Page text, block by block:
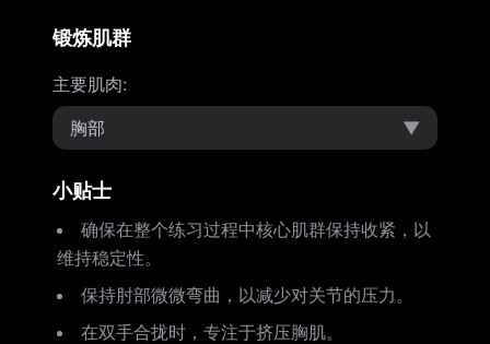
锻炼肌群
主要肌肉:
胸部
▼
小贴士
确保在整个练习过程中核心肌群保持收紧，以
维持稳定性。
保持肘部微微弯曲，以减少对关节的压力。
在双手合拢时，专注于挤压胸肌。